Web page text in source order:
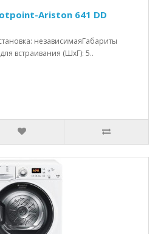
Ariston 641 DD
независимаяГабариты
встраивания (ШхГ): 5..